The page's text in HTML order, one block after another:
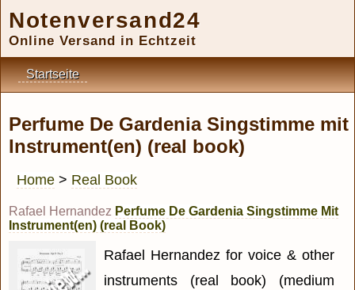
Notenversand24
Online Versand in Echtzeit
Startseite
Perfume De Gardenia Singstimme mit
Instrument(en) (real book)
Home > Real Book
Rafael Hernandez Perfume De Gardenia Singstimme Mit
Instrument(en) (real Book)
Rafael Hernandez for voice & other
instruments (real book) (medium